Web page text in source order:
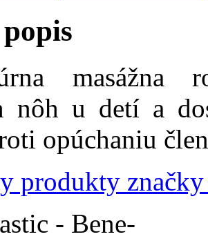
nôh u detí a
opúchaniu
produkty značky